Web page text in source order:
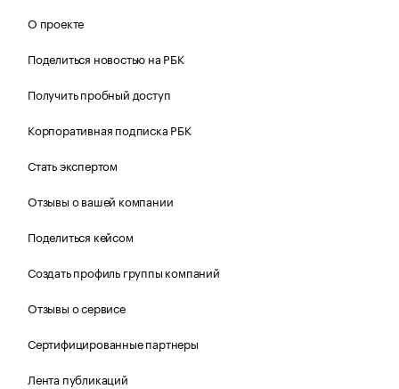
О проекте
Поделиться новостью на РБК
Получить пробный доступ
Корпоративная подписка РБК
Стать экспертом
Отзывы о вашей компании
Поделиться кейсом
Создать профиль группы компаний
Отзывы о сервисе
Сертифицированные партнеры
Лента публикаций